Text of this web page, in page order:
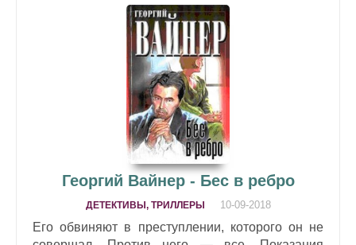
Георгий Вайнер - Бес в ребро
ДЕТЕКТИВЫ, ТРИЛЛЕРЫ 10-09-2018
Его обвиняют в преступлении, которого он не